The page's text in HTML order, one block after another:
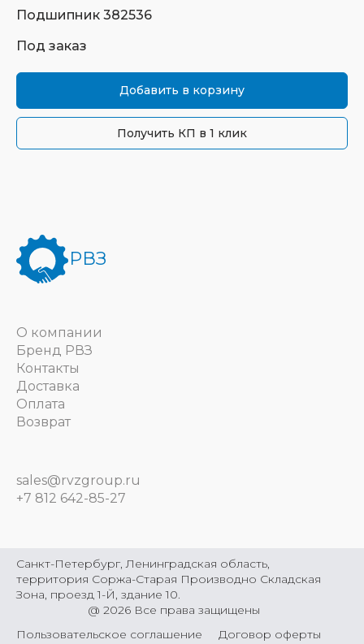
Подшипник 382536
Под заказ
Добавить в корзину
Получить КП в 1 клик
РВЗ
О компании
Бренд РВЗ
Контакты
Доставка
Оплата
Возврат
sales@rvzgroup.ru
+7 812 642-85-27
@ 2026 Все права защищены
Санкт-Петербург, Ленинградская область,
территория Соржа-Старая Производно Складская
Зона, проезд 1-Й, здание 10.
Пользовательское соглашение Договор оферты